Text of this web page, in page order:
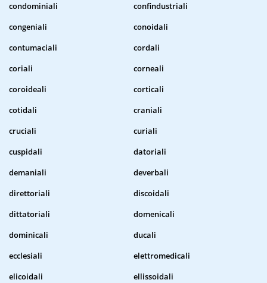
condominiali
confindustriali
congeniali
conoidali
contumaciali
cordali
coriali
corneali
coroideali
corticali
cotidali
craniali
cruciali
curiali
cuspidali
datoriali
demaniali
deverbali
direttoriali
discoidali
dittatoriali
domenicali
dominicali
ducali
ecclesiali
elettromedicali
elicoidali
ellissoidali